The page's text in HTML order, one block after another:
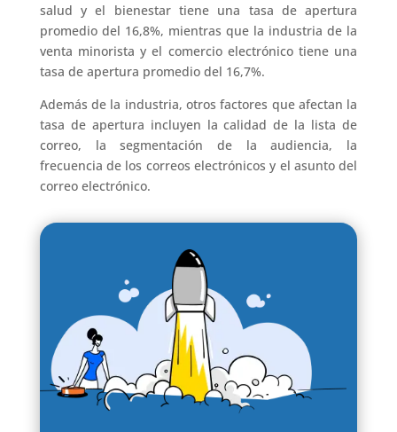
salud y el bienestar tiene una tasa de apertura
promedio del 16,8%, mientras que la industria de la
venta minorista y el comercio electrónico tiene una
tasa de apertura promedio del 16,7%.
Además de la industria, otros factores que afectan la
tasa de apertura incluyen la calidad de la lista de
correo, la segmentación de la audiencia, la
frecuencia de los correos electrónicos y el asunto del
correo electrónico.